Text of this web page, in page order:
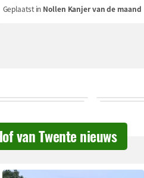
Geplaatst in Nollen Kanjer van de maand
van Twente nieuws